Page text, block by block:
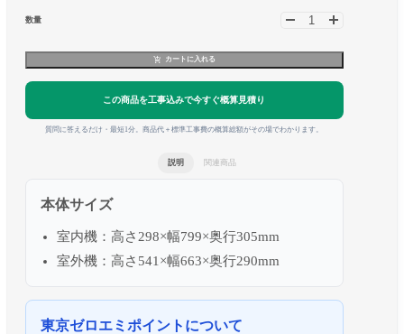
数量
カートに入れる
この商品を工事込みで今すぐ概算見積り
質問に答えるだけ・最短1分。商品代＋標準工事費の概算総額がその場でわかります。
説明 関連商品
本体サイズ
室内機：高さ298×幅799×奥行305mm
室外機：高さ541×幅663×奥行290mm
東京ゼロエミポイントについて